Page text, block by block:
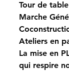
Tour de
Marche
Ateliers en
La mise en
qui respire